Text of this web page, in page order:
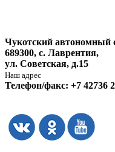
Чукотский автономный
689300, с. Лаврентия,
ул. Советская, д.15
Наш адрес
Телефон/факс: +7 42736